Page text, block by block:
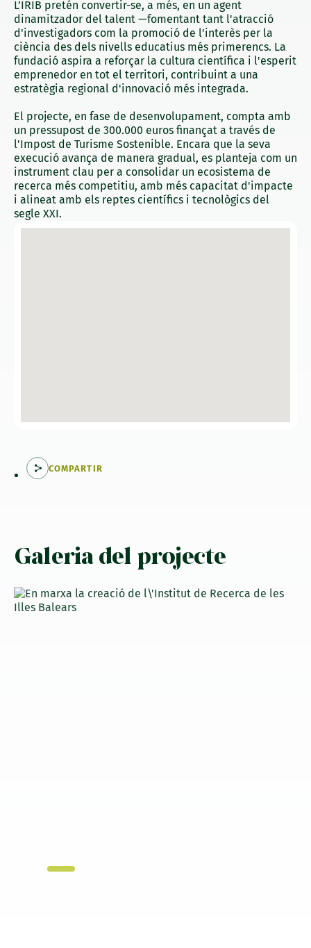
L’IRIB pretén convertir-se, a més, en un agent
dinamitzador del talent —fomentant tant l'atracció
d'investigadors com la promoció de l'interès per la
ciència des dels nivells educatius més primerencs. La
fundació aspira a reforçar la cultura científica i l'esperit
emprenedor en tot el territori, contribuint a una
estratègia regional d'innovació més integrada.
El projecte, en fase de desenvolupament, compta amb
un pressupost de 300.000 euros finançat a través de
l'Impost de Turisme Sostenible. Encara que la seva
execució avança de manera gradual, es planteja com un
instrument clau per a consolidar un ecosistema de
recerca més competitiu, amb més capacitat d'impacte
i alineat amb els reptes científics i tecnològics del
segle XXI.
COMPARTIR
Galeria del projecte